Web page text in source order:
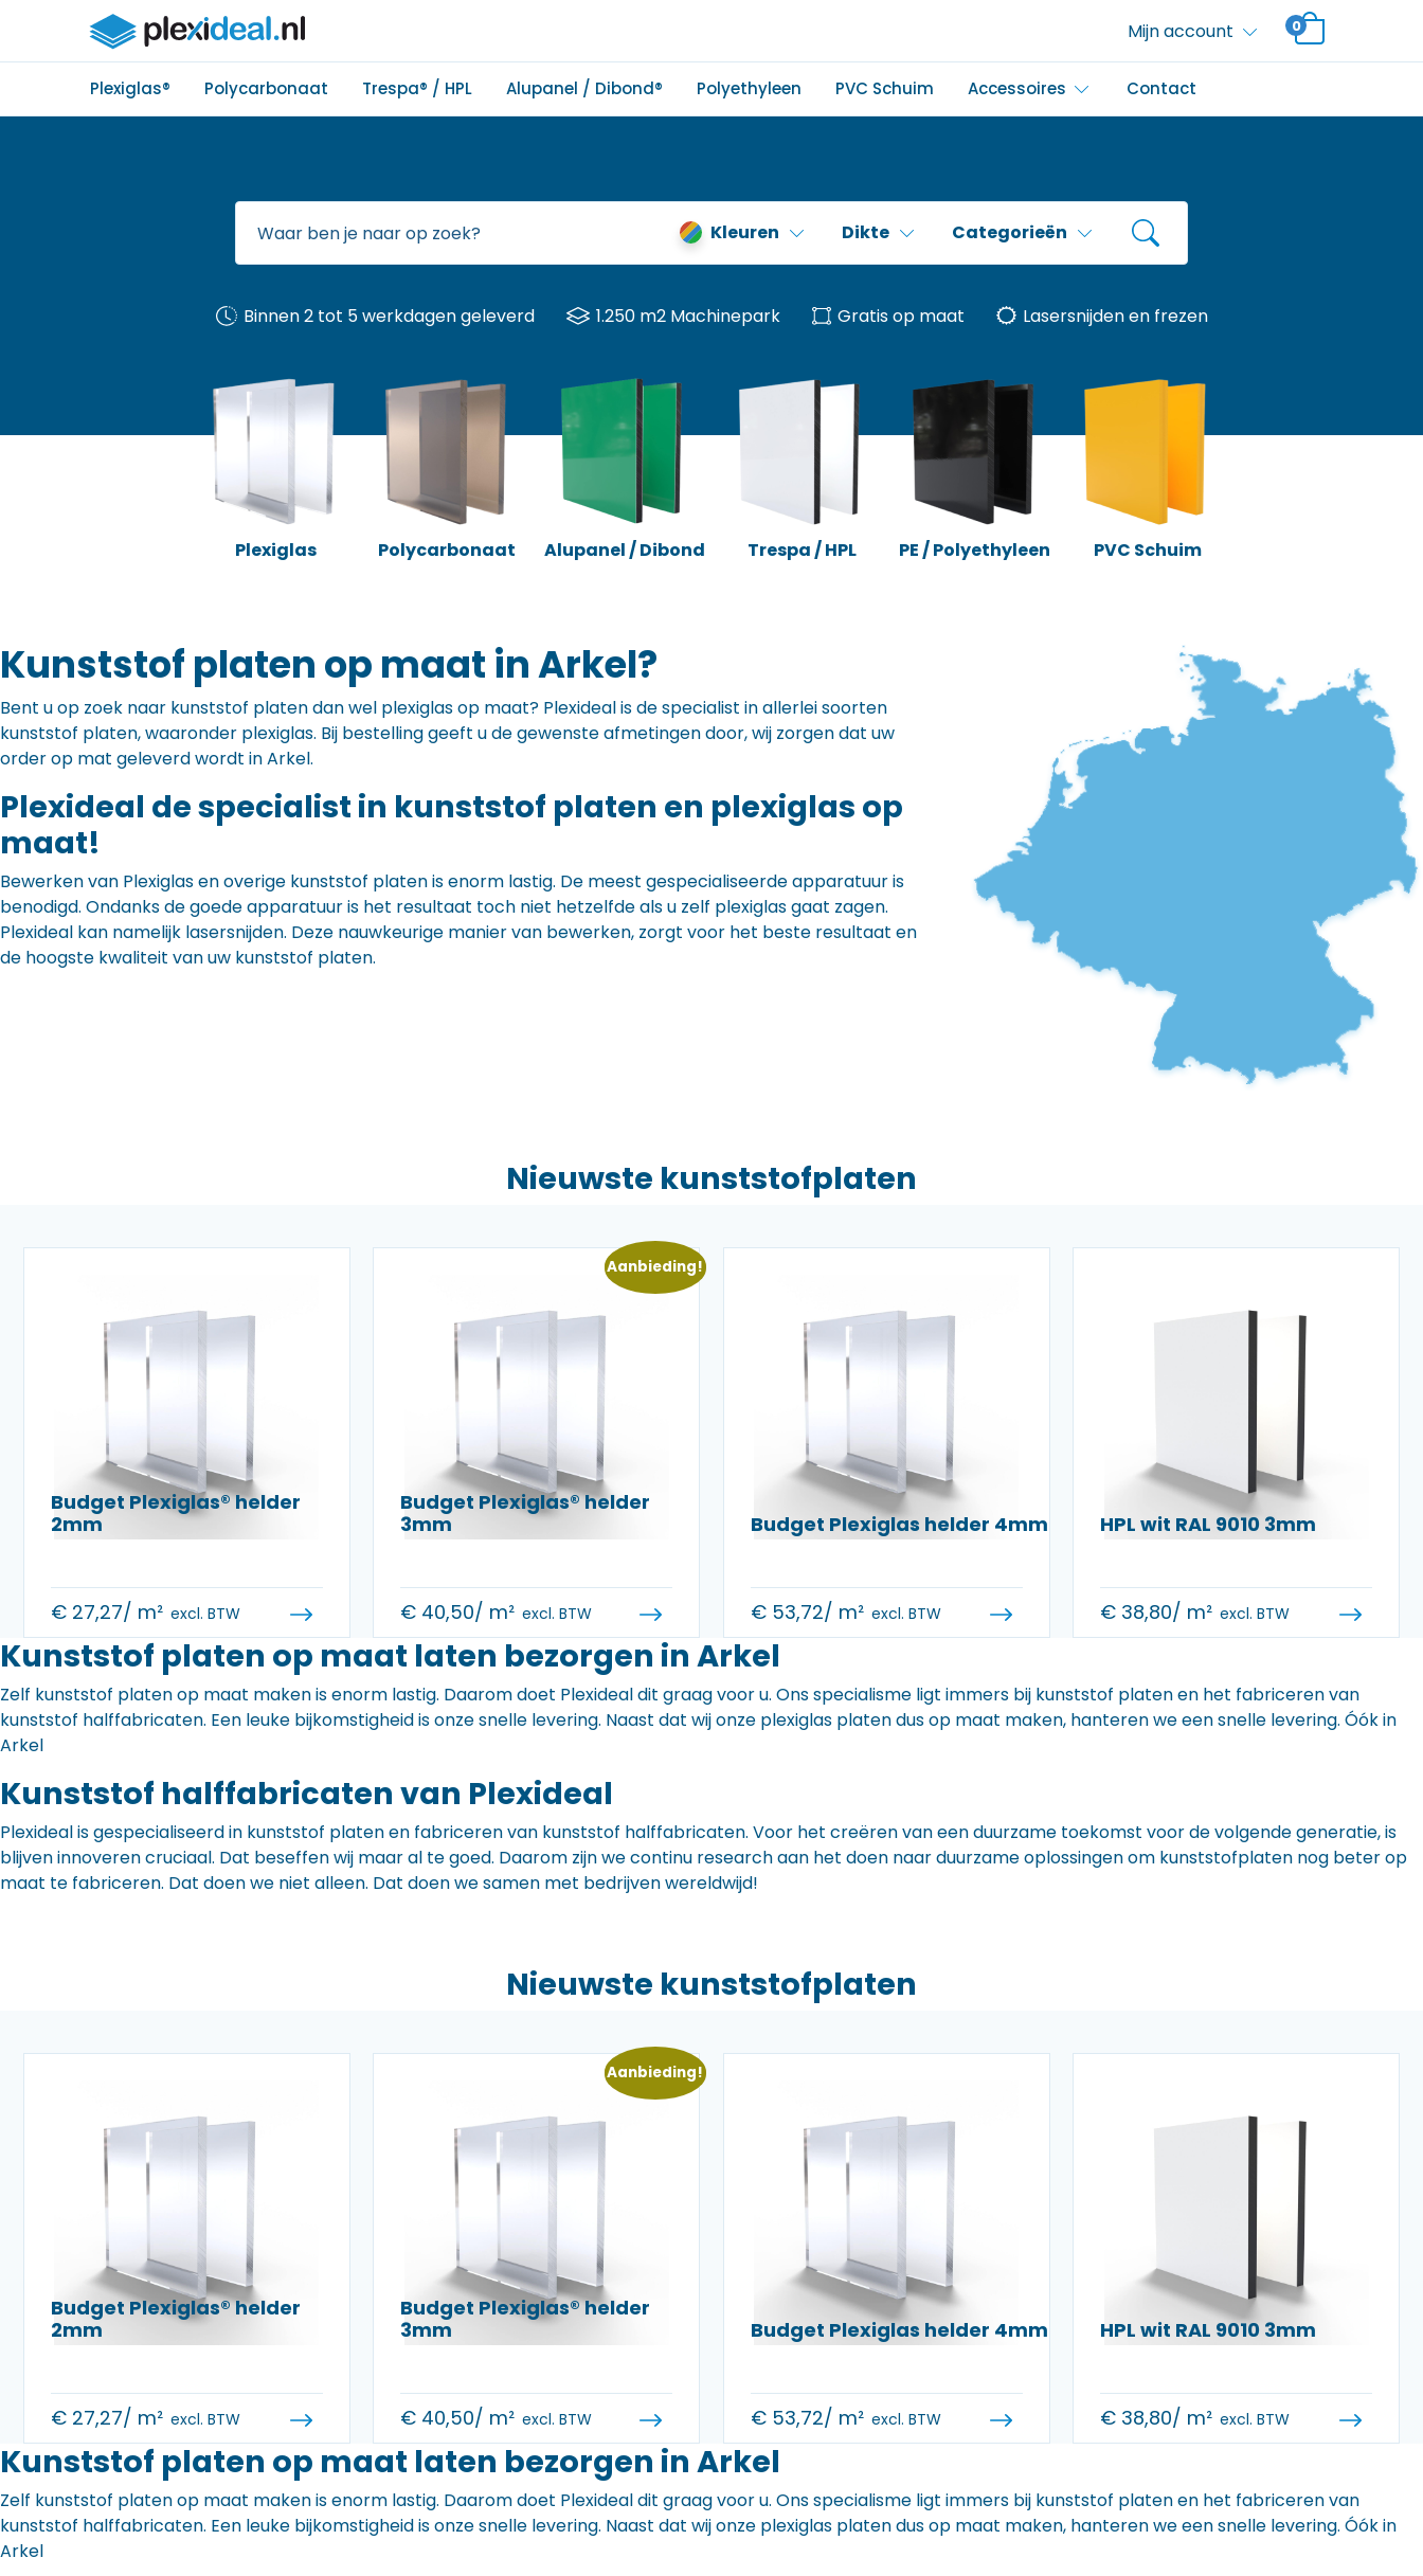
Mijn account 0
Plexiglas® Polycarbonaat Trespa® / HPL Alupanel / Dibond® Polyethyleen PVC Schuim Accessoires Contact
Kleuren Dikte Categorieën
Binnen 2 tot 5 werkdagen geleverd 1.250 m2 Machinepark Gratis op maat Lasersnijden en frezen
Plexiglas Polycarbonaat Alupanel / Dibond Trespa / HPL PE / Polyethyleen PVC Schuim
Kunststof platen op maat in Arkel?
Bent u op zoek naar kunststof platen dan wel plexiglas op maat? Plexideal is de specialist in allerlei soorten
kunststof platen, waaronder plexiglas. Bij bestelling geeft u de gewenste afmetingen door, wij zorgen dat uw
order op mat geleverd wordt in Arkel.
Plexideal de specialist in kunststof platen en plexiglas op
maat!
Bewerken van Plexiglas en overige kunststof platen is enorm lastig. De meest gespecialiseerde apparatuur is
benodigd. Ondanks de goede apparatuur is het resultaat toch niet hetzelfde als u zelf plexiglas gaat zagen.
Plexideal kan namelijk lasersnijden. Deze nauwkeurige manier van bewerken, zorgt voor het beste resultaat en
de hoogste kwaliteit van uw kunststof platen.
Nieuwste kunststofplaten
Budget Plexiglas® helder
2mm
€27,27/ m² excl. BTW
Aanbieding!
Budget Plexiglas® helder
3mm
€ 40,50/ m² excl. BTW
Budget Plexiglas helder 4mm
€53,72/ m² excl. BTW
HPL wit RAL 9010 3mm
€ 38,80/ m² excl. BTW
Kunststof platen op maat laten bezorgen in Arkel
Zelf kunststof platen op maat maken is enorm lastig. Daarom doet Plexideal dit graag voor u. Ons specialisme ligt immers bij kunststof platen en het fabriceren van
kunststof halffabricaten. Een leuke bijkomstigheid is onze snelle levering. Naast dat wij onze plexiglas platen dus op maat maken, hanteren we een snelle levering. Óók in
Arkel
Kunststof halffabricaten van Plexideal
Plexideal is gespecialiseerd in kunststof platen en fabriceren van kunststof halffabricaten. Voor het creëren van een duurzame toekomst voor de volgende generatie, is
blijven innoveren cruciaal. Dat beseffen wij maar al te goed. Daarom zijn we continu research aan het doen naar duurzame oplossingen om kunststofplaten nog beter op
maat te fabriceren. Dat doen we niet alleen. Dat doen we samen met bedrijven wereldwijd!
Nieuwste kunststofplaten
Budget Plexiglas® helder
2mm
€27,27/ m² excl. BTW
Aanbieding!
Budget Plexiglas® helder
3mm
€ 40,50/ m² excl. BTW
Budget Plexiglas helder 4mm
€53,72/ m² excl. BTW
HPL wit RAL 9010 3mm
€ 38,80/ m² excl. BTW
Kunststof platen op maat laten bezorgen in Arkel
Zelf kunststof platen op maat maken is enorm lastig. Daarom doet Plexideal dit graag voor u. Ons specialisme ligt immers bij kunststof platen en het fabriceren van
kunststof halffabricaten. Een leuke bijkomstigheid is onze snelle levering. Naast dat wij onze plexiglas platen dus op maat maken, hanteren we een snelle levering. Óók in
Arkel